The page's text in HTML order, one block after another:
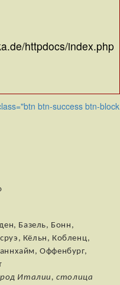
httpdocs/index.php
btn-success btn-block
Базель, Бонн,
Кёльн, Кобленц,
Оффенбург,
Италии, столица